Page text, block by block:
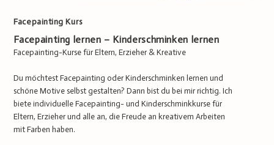
Facepainting Kurs
Facepainting lernen – Kinderschminken lernen
Facepainting-Kurse für Eltern, Erzieher & Kreative
Du möchtest Facepainting oder Kinderschminken lernen und
schöne Motive selbst gestalten? Dann bist du bei mir richtig. Ich
biete individuelle Facepainting- und Kinderschminkkurse für
Eltern, Erzieher und alle an, die Freude an kreativem Arbeiten
mit Farben haben.